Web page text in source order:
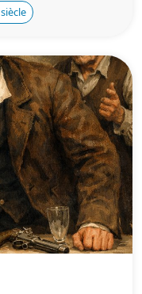
siècle